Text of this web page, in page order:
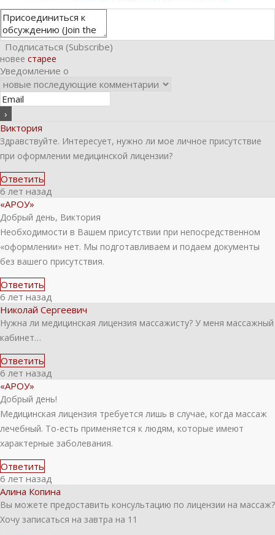
Подписаться (Subscribe)
новее старее
Уведомление о
Виктория
Здравствуйте. Интересует, нужно ли мое личное присутствие
при оформлении медицинской лицензии?
Ответить
6 лет назад
«АРОУ»
Добрый день, Виктория
Необходимости в Вашем присутствии при непосредственном
«оформлении» нет. Мы подготавливаем и подаем документы
без вашего присутствия.
Ответить
6 лет назад
Николай Сергеевич
Нужна ли медицинская лицензия массажисту? У меня массажный
кабинет…
Ответить
6 лет назад
«АРОУ»
Добрый день!
Медицинская лицензия требуется лишь в случае, когда массаж
лечебный. То-есть применяется к людям, которые имеют
характерные заболевания.
Ответить
6 лет назад
Алина Копина
Вы можете предоставить консультацию по лицензии на массаж?
Хочу записаться на завтра на 11